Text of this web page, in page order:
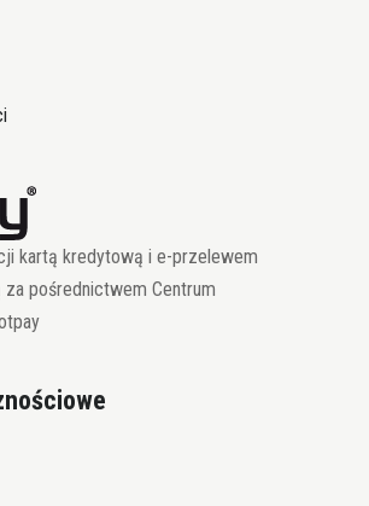
kartą kredytową i e-przelewem
pośrednictwem Centrum